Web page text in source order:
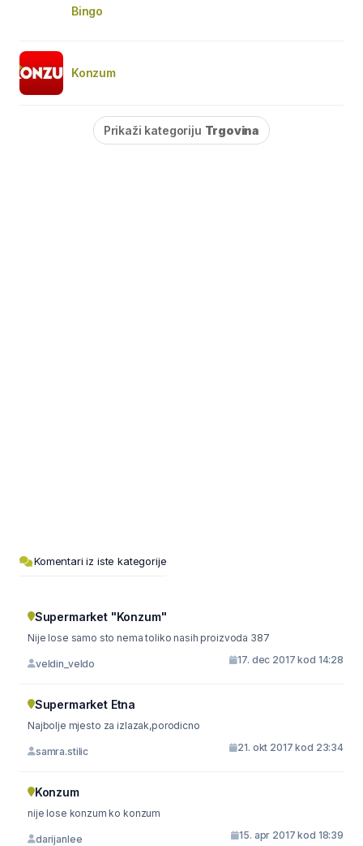
Bingo
Konzum
Prikaži kategoriju Trgovina
Komentari iz iste kategorije
Supermarket "Konzum"
Nije lose samo sto nema toliko nasih proizvoda 387
veldin_veldo 17. dec 2017 kod 14:28
Supermarket Etna
Najbolje mjesto za izlazak,porodicno
samra.stilic 21. okt 2017 kod 23:34
Konzum
nije lose konzum ko konzum
darijanlee 15. apr 2017 kod 18:39